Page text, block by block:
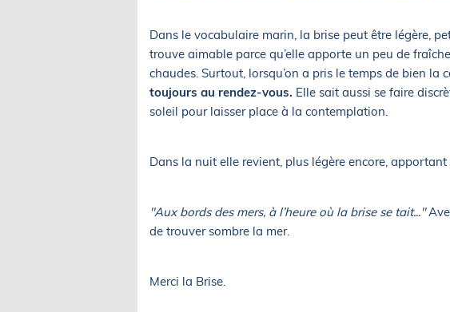
Dans le vocabulaire marin, la brise peut être légère,
trouve aimable parce qu’elle apporte un peu de
chaudes. Surtout, lorsqu’on a pris le temps de bien la
toujours au rendez-vous. Elle sait aussi se faire
soleil pour laisser place à la contemplation.
Dans la nuit elle revient, plus légère encore,
"Aux bords des mers, à l’heure où la brise se tait..."
de trouver sombre la mer.
Merci la Brise.